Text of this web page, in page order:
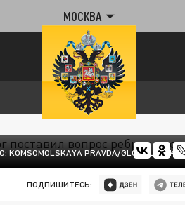
МОСКВА
KOMSOMOLSKAYA PRAVDA/
ПОДПИШИТЕСЬ: